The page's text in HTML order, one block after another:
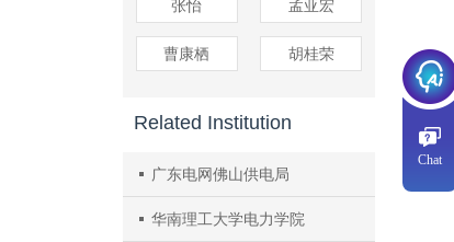
张怡 孟亚宏
曹康栖 胡桂荣
Related Institution
广东电网佛山供电局
华南理工大学电力学院
Chat